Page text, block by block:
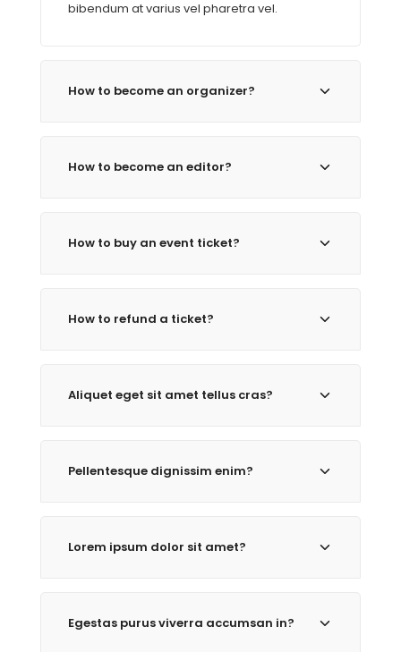
bibendum at varius vel pharetra vel.
How to become an organizer?
How to become an editor?
How to buy an event ticket?
How to refund a ticket?
Aliquet eget sit amet tellus cras?
Pellentesque dignissim enim?
Lorem ipsum dolor sit amet?
Egestas purus viverra accumsan in?